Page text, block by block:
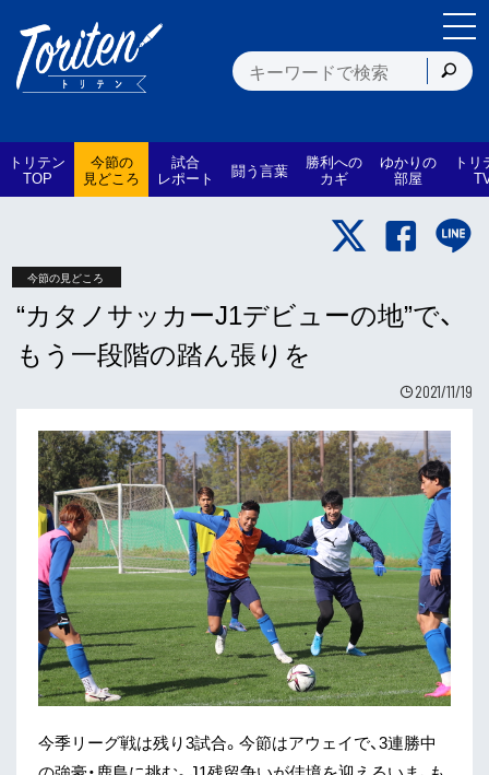
トリテン
TOP
今節の
見どころ
試合
レポート 闘う言葉 勝利への
カギ
ゆかりの
部屋
トリ
今節の見どころ
“カタノサッカーJ1デビューの地”で、
もう一段階の踏ん張りを
2021/11/19
今季リーグ戦は残り3試合。今節はアウェイで、3連勝中